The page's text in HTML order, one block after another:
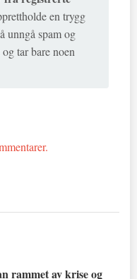
en trygg
unngå spam og
tar bare noen
rammet av krise og